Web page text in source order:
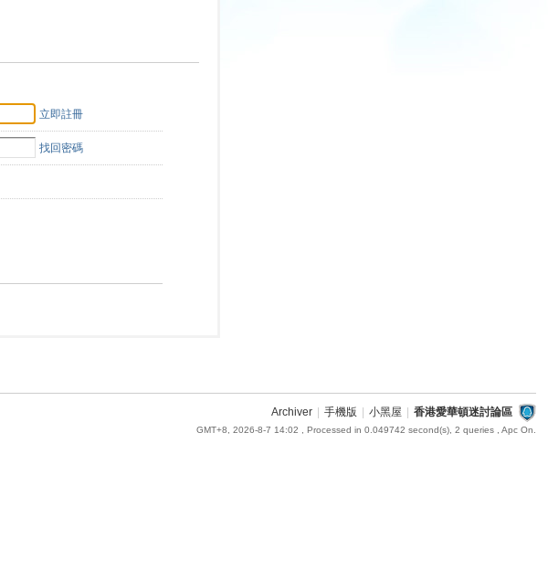
立即註冊
找回密碼
Archiver 手機版 小黑屋 香港愛華頓迷討論區
GMT+8, 2026-8-7 14:02 , Processed in 0.049742 second(s), 2 queries , Apc On.